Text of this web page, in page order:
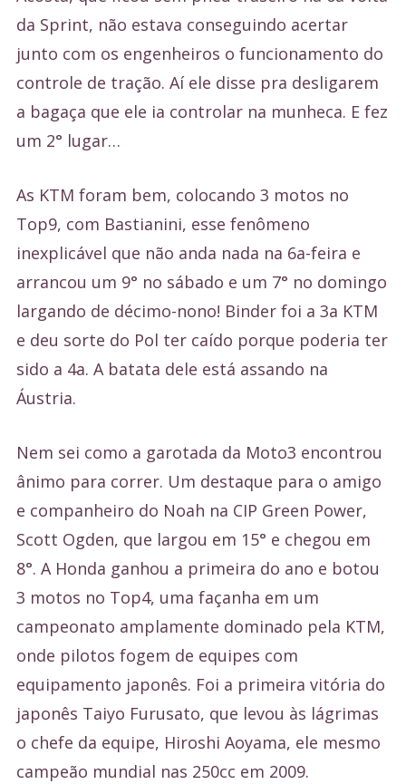
da Sprint, não estava conseguindo acertar
junto com os engenheiros o funcionamento do
controle de tração. Aí ele disse pra desligarem
a bagaça que ele ia controlar na munheca. E fez
um 2° lugar…
As KTM foram bem, colocando 3 motos no
Top9, com Bastianini, esse fenômeno
inexplicável que não anda nada na 6a-feira e
arrancou um 9° no sábado e um 7° no domingo
largando de décimo-nono! Binder foi a 3a KTM
e deu sorte do Pol ter caído porque poderia ter
sido a 4a. A batata dele está assando na
Áustria.
Nem sei como a garotada da Moto3 encontrou
ânimo para correr. Um destaque para o amigo
e companheiro do Noah na CIP Green Power,
Scott Ogden, que largou em 15° e chegou em
8°. A Honda ganhou a primeira do ano e botou
3 motos no Top4, uma façanha em um
campeonato amplamente dominado pela KTM,
onde pilotos fogem de equipes com
equipamento japonês. Foi a primeira vitória do
japonês Taiyo Furusato, que levou às lágrimas
o chefe da equipe, Hiroshi Aoyama, ele mesmo
campeão mundial nas 250cc em 2009.